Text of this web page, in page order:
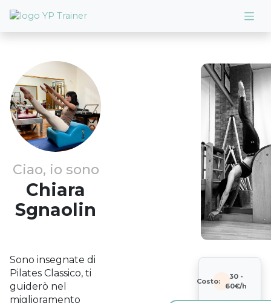
Ciao, io sono
Chiara
Sgnaolin
Sono insegnate di
Pilates Classico, ti
guiderò nel
miglioramento
Costo:
30-
60€/h